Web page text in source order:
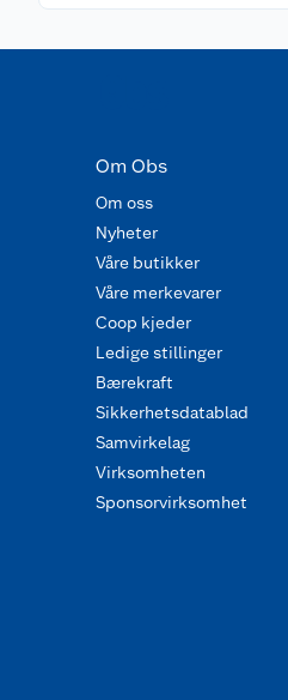
Om Obs
Om oss
Nyheter
Våre butikker
Våre merkevarer
Coop kjeder
Ledige stillinger
Bærekraft
Sikkerhetsdatablad
Samvirkelag
Virksomheten
Sponsorvirksomhet